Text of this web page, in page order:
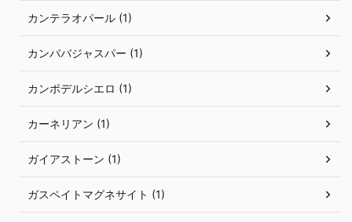
カンテラオパール (1)
カンババジャスパー (1)
カンポデルシエロ (1)
カーネリアン (1)
ガイアストーン (1)
ガスペイトマグネサイト (1)